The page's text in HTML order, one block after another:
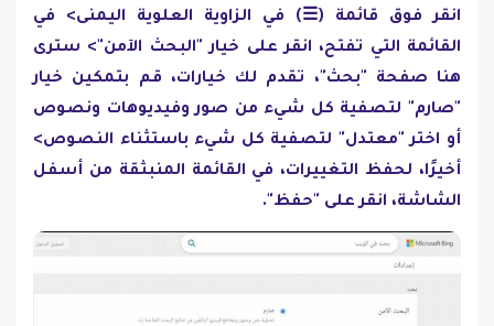
انقر فوق قائمة (☰) في الزاوية العلوية اليمنى> في
القائمة التي تفتح، انقر على خيار "البحث الآمن"> سترى
هنا صفحة "بحث"، تقدم لك خيارات، قم بتمكين خيار
"صارم" لتصفية كل شيء من صور وفيديوهات ونصوص
أو اختر "معتدل" لتصفية كل شيء باستثناء النصوص>
أخيرًا، لحفظ التغييرات، في القائمة المنبثقة من أسفل
الشاشة، انقر على "حفظ".